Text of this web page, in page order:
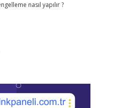
nasıl yapılır ?